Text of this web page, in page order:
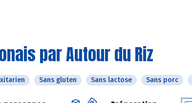
par Autour du Riz
Sans gluten Sans lactose Sans porc